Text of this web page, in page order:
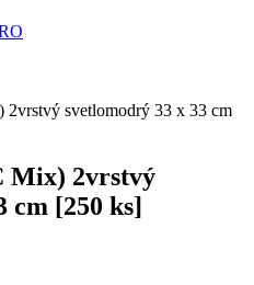
svetlomodrý 33 x 33 cm
Mix) 2vrstvý
cm [250 ks]